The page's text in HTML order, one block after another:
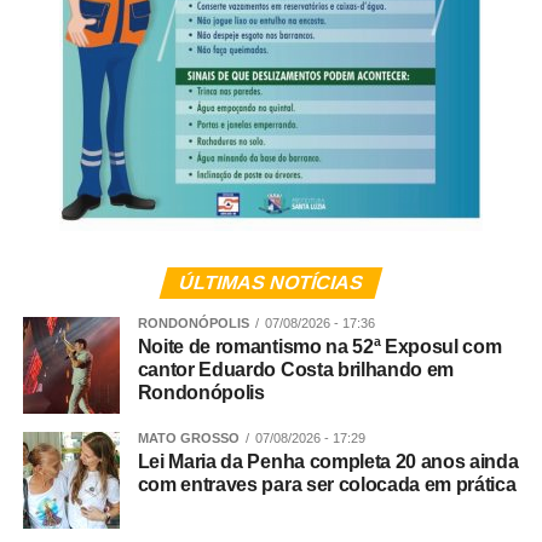
força ou pelo medo”, reflete a especialista.
Veja Mais:
Comissão aprova orientação
vocacional obrigatória para adolescente em
cumprimento de medida socieducativa
Limites sem violência
Para Andreia, estabelecer regras e dizer “não” continua
sendo uma das principais responsabilidades da família. A
diferença está na forma como esses limites são
apresentados.
“Ser firme não significa ser agressivo. Uma atitude
simples e muito eficaz é abaixar-se para ficar na altura da
criança, estabelecer contato visual e falar com uma voz
calma, mas segura. Depois, é importante procurar
compreender o que aconteceu e ajudar a criança a
ÚLTIMAS NOTÍCIAS
RONDONÓPOLIS 07/08/2026 - 17:36
Noite de romantismo na 52ª Exposul com
cantor Eduardo Costa brilhando em
Rondonópolis
MATO GROSSO 07/08/2026 - 17:29
Lei Maria da Penha completa 20 anos ainda
com entraves para ser colocada em prática